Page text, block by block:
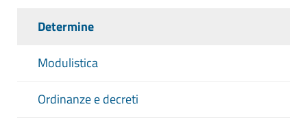
Determine
Modulistica
Ordinanze e decreti